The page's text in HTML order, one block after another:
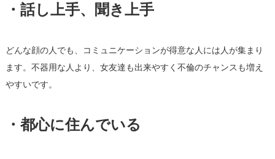
・話し上手、聞き上手
どんな顔の人でも、
コミュニケーションが得意な人には人が集まり
ます。 不器用な人より、 女友達も出来やすく不倫のチャンスも増え
やすいです。
・都心に住んでいる